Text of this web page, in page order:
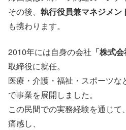
その後、 執行役員兼マネジメン
も携わります。
2010年には自身の会社 「株式
取締役に就任。
医療・介護・福祉・スポーツ
で事業を展開しました。
この民間での実務経験を通じ
痛感し、